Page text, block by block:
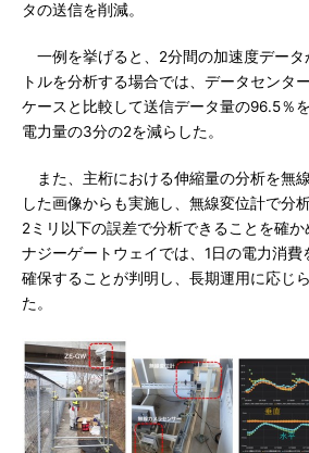
タの送信を削減。
一例を挙げると、2分間の加速度データ
トルを分析する場合では、データセンタ
ケースと比較して送信データ量の96.5％
電力量の3分の2を減らした。
また、主桁における伸縮量の分析を無
した画像からも実施し、無線変位計で分
2ミリ以下の誤差で分析できることを確
ナジーゲートウェイでは、1日の電力消費
確保することが判明し、長期運用に応じ
た。